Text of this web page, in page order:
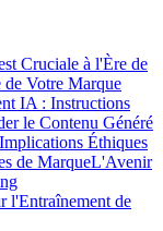
Cruciale à l'Ère de
Votre Marque
IA : Instructions
le Contenu Généré
Implications Éthiques
de MarqueL'Avenir
l'Entraînement de